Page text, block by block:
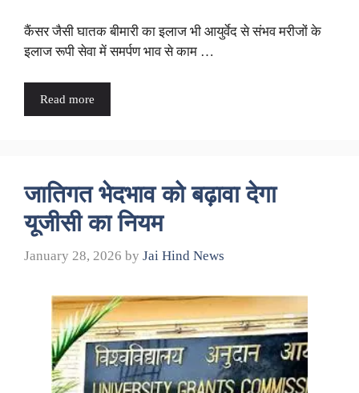
कैंसर जैसी घातक बीमारी का इलाज भी आयुर्वेद से संभव मरीजों के
इलाज रूपी सेवा में समर्पण भाव से काम …
Read more
जातिगत भेदभाव को बढ़ावा देगा
यूजीसी का नियम
January 28, 2026 by Jai Hind News